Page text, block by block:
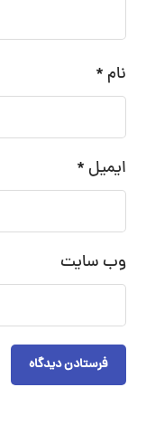
نام *
ایمیل *
وب‌ سایت